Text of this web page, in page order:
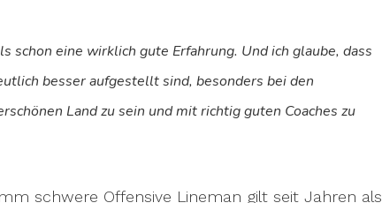
schon eine wirklich gute Erfahrung. Und ich glaube, dass
besser aufgestellt sind, besonders bei den
Land zu sein und mit richtig guten Coaches zu
schwere Offensive Lineman gilt seit Jahren als